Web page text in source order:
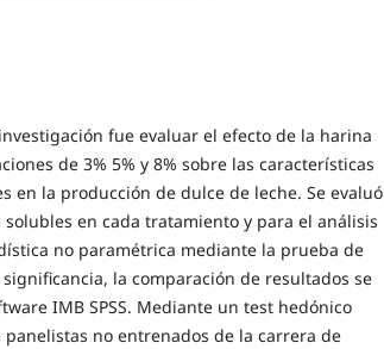
fue evaluar el efecto de la harina
de 3% 5% y 8% sobre las características
en la producción de dulce de leche. Se evaluó
en cada tratamiento y para el análisis
no paramétrica mediante la prueba de
la comparación de resultados se
IMB SPSS. Mediante un test hedónico
panelistas no entrenados de la carrera de